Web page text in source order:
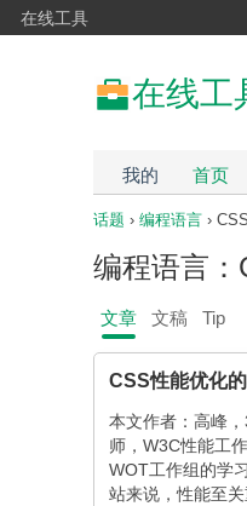
在线工具
在线工
我的 首页
话题 › 编程语言 › CSS
编程语言：
文章 文稿 Tip
CSS性能优化
本文作者：高峰
师，W3C性能工
WOT工作组的学
站来说，性能至